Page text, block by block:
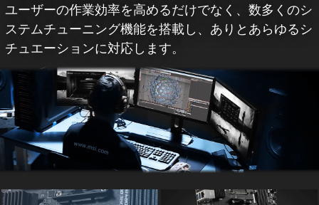
ユーザーの作業効率を高めるだけでなく、数多くのシ
ステムチューニング機能を搭載し、ありとあらゆるシ
チュエーションに対応します。